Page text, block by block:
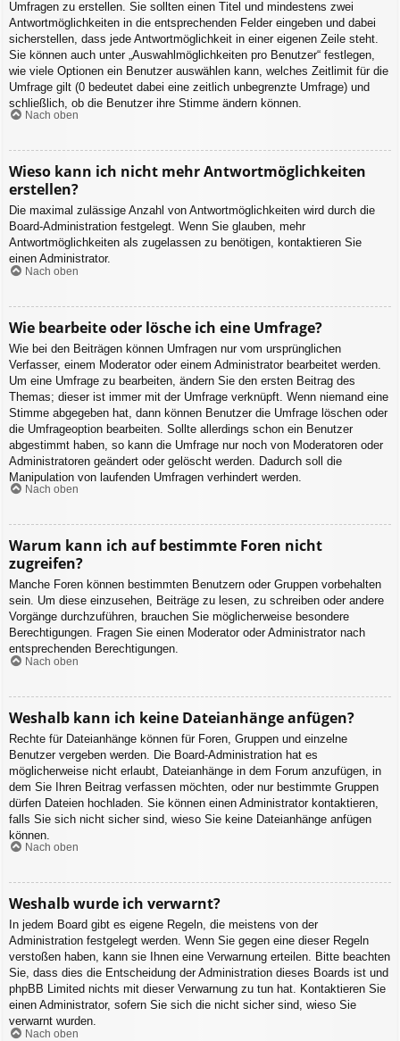
Umfragen zu erstellen. Sie sollten einen Titel und mindestens zwei
Antwortmöglichkeiten in die entsprechenden Felder eingeben und dabei
sicherstellen, dass jede Antwortmöglichkeit in einer eigenen Zeile steht.
Sie können auch unter „Auswahlmöglichkeiten pro Benutzer“ festlegen,
wie viele Optionen ein Benutzer auswählen kann, welches Zeitlimit für die
Umfrage gilt (0 bedeutet dabei eine zeitlich unbegrenzte Umfrage) und
schließlich, ob die Benutzer ihre Stimme ändern können.
Nach oben
Wieso kann ich nicht mehr Antwortmöglichkeiten
erstellen?
Die maximal zulässige Anzahl von Antwortmöglichkeiten wird durch die
Board-Administration festgelegt. Wenn Sie glauben, mehr
Antwortmöglichkeiten als zugelassen zu benötigen, kontaktieren Sie
einen Administrator.
Nach oben
Wie bearbeite oder lösche ich eine Umfrage?
Wie bei den Beiträgen können Umfragen nur vom ursprünglichen
Verfasser, einem Moderator oder einem Administrator bearbeitet werden.
Um eine Umfrage zu bearbeiten, ändern Sie den ersten Beitrag des
Themas; dieser ist immer mit der Umfrage verknüpft. Wenn niemand eine
Stimme abgegeben hat, dann können Benutzer die Umfrage löschen oder
die Umfrageoption bearbeiten. Sollte allerdings schon ein Benutzer
abgestimmt haben, so kann die Umfrage nur noch von Moderatoren oder
Administratoren geändert oder gelöscht werden. Dadurch soll die
Manipulation von laufenden Umfragen verhindert werden.
Nach oben
Warum kann ich auf bestimmte Foren nicht
zugreifen?
Manche Foren können bestimmten Benutzern oder Gruppen vorbehalten
sein. Um diese einzusehen, Beiträge zu lesen, zu schreiben oder andere
Vorgänge durchzuführen, brauchen Sie möglicherweise besondere
Berechtigungen. Fragen Sie einen Moderator oder Administrator nach
entsprechenden Berechtigungen.
Nach oben
Weshalb kann ich keine Dateianhänge anfügen?
Rechte für Dateianhänge können für Foren, Gruppen und einzelne
Benutzer vergeben werden. Die Board-Administration hat es
möglicherweise nicht erlaubt, Dateianhänge in dem Forum anzufügen, in
dem Sie Ihren Beitrag verfassen möchten, oder nur bestimmte Gruppen
dürfen Dateien hochladen. Sie können einen Administrator kontaktieren,
falls Sie sich nicht sicher sind, wieso Sie keine Dateianhänge anfügen
können.
Nach oben
Weshalb wurde ich verwarnt?
In jedem Board gibt es eigene Regeln, die meistens von der
Administration festgelegt werden. Wenn Sie gegen eine dieser Regeln
verstoßen haben, kann sie Ihnen eine Verwarnung erteilen. Bitte beachten
Sie, dass dies die Entscheidung der Administration dieses Boards ist und
phpBB Limited nichts mit dieser Verwarnung zu tun hat. Kontaktieren Sie
einen Administrator, sofern Sie sich die nicht sicher sind, wieso Sie
verwarnt wurden.
Nach oben